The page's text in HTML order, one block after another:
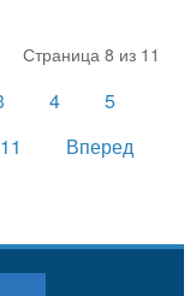
Страница 8 из 11
4
5
11
Вперед